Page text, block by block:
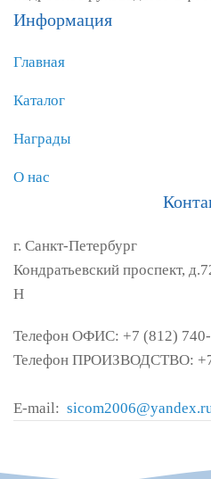
Информация
Главная
Каталог
Награды
О нас
г. Санкт-Петербург
Кондратьевский проспект,
Н
Телефон ОФИС: +7 (812)
Телефон ПРОИЗВОДСТВО:
E-mail: